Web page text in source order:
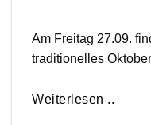
Am Freitag 27.09.
traditionelles
Weiterlesen ..